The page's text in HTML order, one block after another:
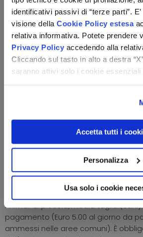
identificativi passivi di “terze parti”.
visione della Cookie Policy estesa
relativa informativa. Potete prendere
Privacy Policy accedendo alla
Cliccando sul tasto in alto a destra
saranno attivi solo i cookie essenziali
Accetta tutti i
Personalizza
Usa solo i cookie
parcheggio fino ad esaurimento
gettone idromassaggio (Euro 8.00 da
noleggio accappatoio (Euro 7.00 da
Area Benessere
La struttura dispone di una piccola
Camere
Le camere sono dotate di servizi
balcone, vista monte, telefono, TV
Animali di piccola/media taglia
pagamento (Euro 5.00 al giorno da
ammessi nelle aree comuni). È